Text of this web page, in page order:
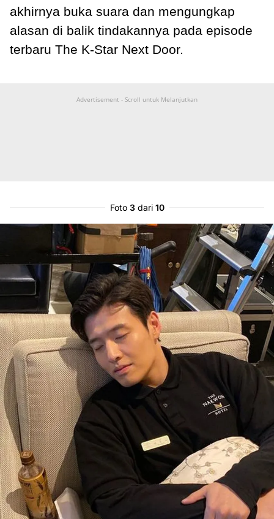
akhirnya buka suara dan mengungkap
alasan di balik tindakannya pada episode
terbaru The K-Star Next Door.
Advertisement - Scroll untuk Melanjutkan
Foto 3dari 10